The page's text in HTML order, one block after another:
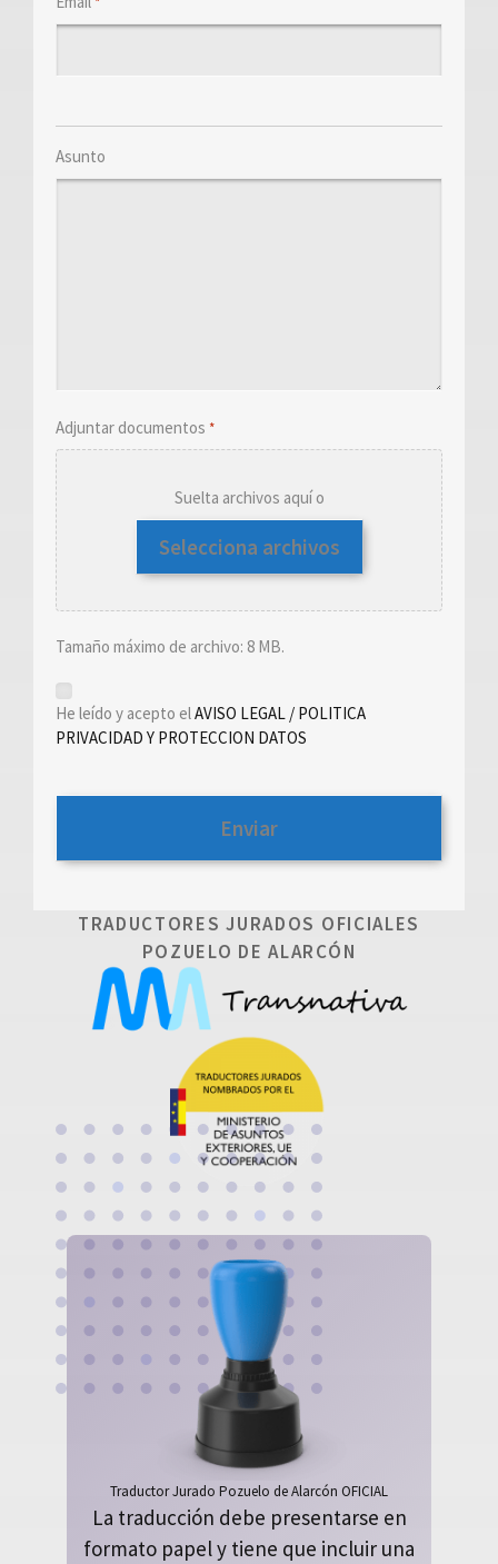
Asunto
Adjuntar documentos *
Suelta archivos aquí o
Selecciona archivos
Tamaño máximo de archivo: 8 MB.
*
He leído y acepto elAVISO LEGAL / POLITICA
PRIVACIDAD Y PROTECCION DATOS
TRADUCTORES JURADOS OFICIALES
POZUELO DE ALARCÓN
Traductor Jurado Pozuelo de Alarcón OFICIAL
La traducción debe presentarse en
formato papel y tiene que incluir una